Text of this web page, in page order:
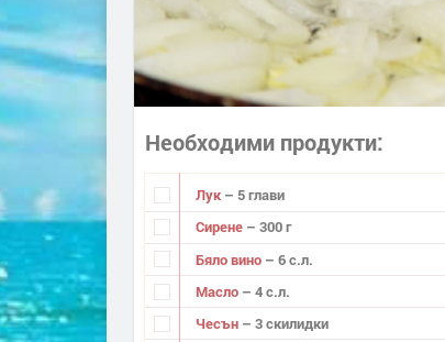
Необходими продукти
Лук – 5 глави
Сирене – 300 г
Бяло вино – 6 с.л.
Масло – 4 с.л.
Чесън – 3 скилидки